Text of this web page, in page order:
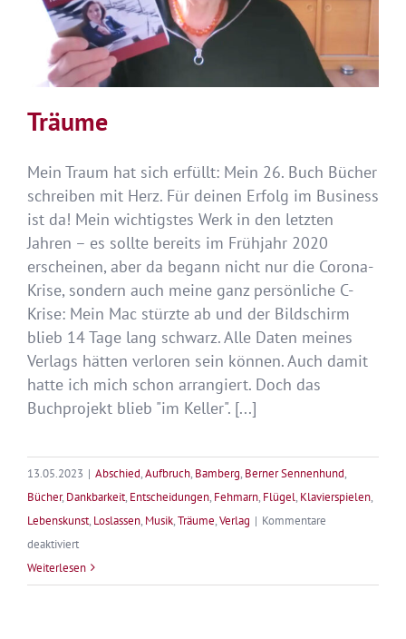
Träume
Mein Traum hat sich erfüllt: Mein 26. Buch Bücher
schreiben mit Herz. Für deinen Erfolg im Business
ist da! Mein wichtigstes Werk in den letzten
Jahren – es sollte bereits im Frühjahr 2020
erscheinen, aber da begann nicht nur die Corona-
Krise, sondern auch meine ganz persönliche C-
Krise: Mein Mac stürzte ab und der Bildschirm
blieb 14 Tage lang schwarz. Alle Daten meines
Verlags hätten verloren sein können. Auch damit
hatte ich mich schon arrangiert. Doch das
Buchprojekt blieb "im Keller". [...]
13.05.2023 | Abschied,Aufbruch, Bamberg, Berner Sennenhund,
Bücher, Dankbarkeit, Entscheidungen, Fehmarn, Flügel, Klavierspielen,
Lebenskunst, Loslassen, Musik,Träume,Verlag | Kommentare
deaktiviertfür
Träume
Weiterlesen